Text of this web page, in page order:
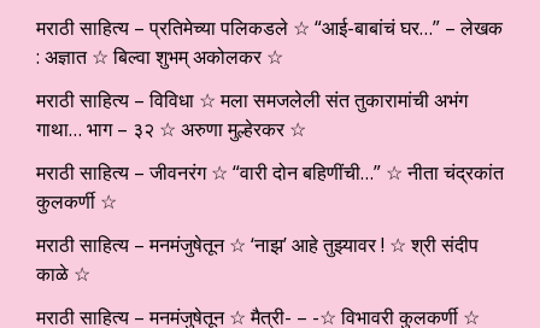
मराठी साहित्य – प्रतिमेच्या पलिकडले ☆ “आई-बाबांचं घर…” – लेखक
: अज्ञात ☆ बिल्वा शुभम् अकोलकर ☆
मराठी साहित्य – विविधा ☆ मला समजलेली संत तुकारामांची अभंग
गाथा… भाग – ३२ ☆ अरुणा मुल्हेरकर ☆
मराठी साहित्य – जीवनरंग ☆ “वारी दोन बहिणींची…” ☆ नीता चंद्रकांत
कुलकर्णी ☆
मराठी साहित्य – मनमंजुषेतून ☆ ‘नाझ’ आहे तुझ्यावर ! ☆ श्री संदीप
काळे ☆
मराठी साहित्य – मनमंजुषेतून ☆ मैत्री- – -☆ विभावरी कुलकर्णी ☆